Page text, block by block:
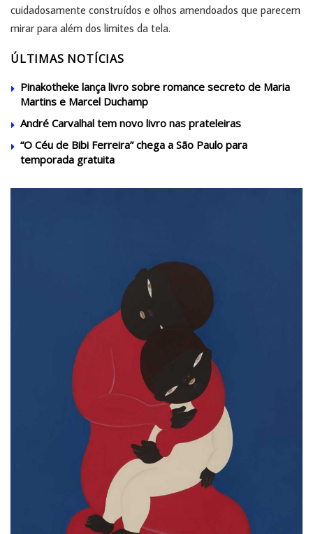
cuidadosamente construídos e olhos amendoados que parecem
mirar para além dos limites da tela.
ÚLTIMAS NOTÍCIAS
Pinakotheke lança livro sobre romance secreto de Maria
Martins e Marcel Duchamp
André Carvalhal tem novo livro nas prateleiras
“O Céu de Bibi Ferreira” chega a São Paulo para
temporada gratuita